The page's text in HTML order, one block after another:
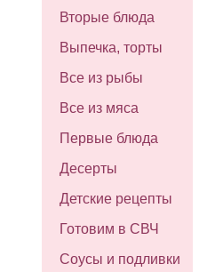
Вторые блюда
Выпечка, торты
Все из рыбы
Все из мяса
Первые блюда
Десерты
Детские рецепты
Готовим в СВЧ
Соусы и подливки